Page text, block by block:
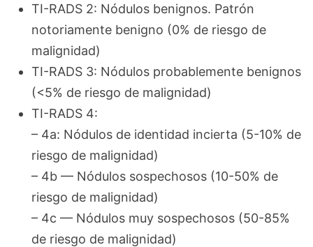
TI-RADS 2: Nódulos benignos. Patrón
notoriamente benigno (0% de riesgo de
malignidad)
TI-RADS 3: Nódulos probablemente benignos
(<5% de riesgo de malignidad)
TI-RADS 4:
– 4a: Nódulos de identidad incierta (5-10% de
riesgo de malignidad)
– 4b — Nódulos sospechosos (10-50% de
riesgo de malignidad)
– 4c — Nódulos muy sospechosos (50-85%
de riesgo de malignidad)